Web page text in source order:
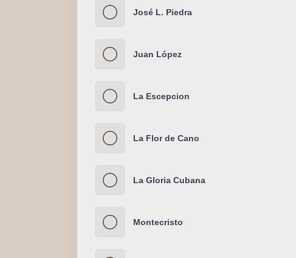
José L. Piedra
Juan López
La Escepcion
La Flor de Cano
La Gloria Cubana
Montecristo